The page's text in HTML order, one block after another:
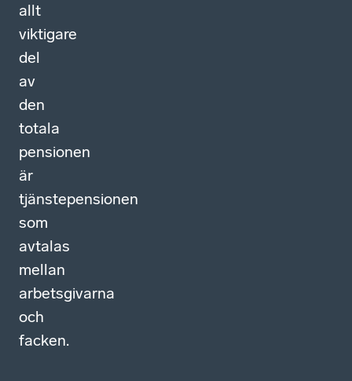
allt
viktigare
del
av
den
totala
pensionen
är
tjänstepensionen
som
avtalas
mellan
arbetsgivarna
och
facken.